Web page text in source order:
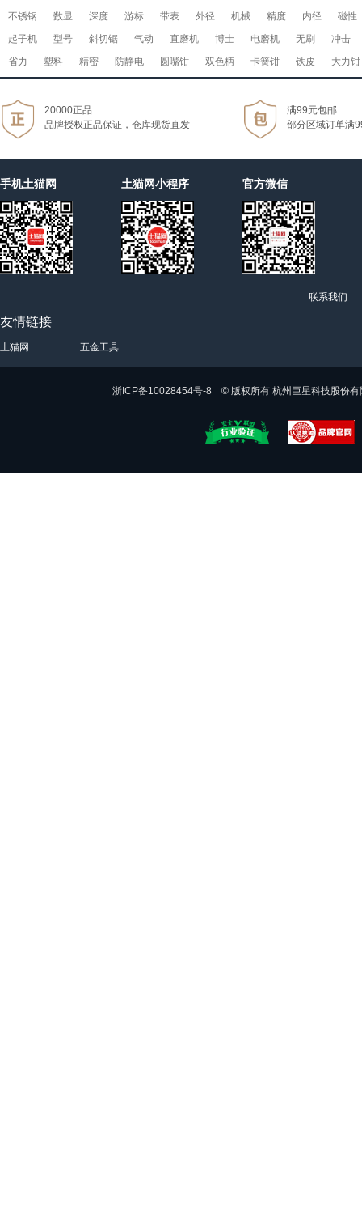
不锈钢
数显 深度 游标 带表 外径 机械 精度 内径
磁性
起子机
型号 斜切锯 气动 直磨机 博士 电磨机 无刷
冲击
省力
塑料 精密 防静电 圆嘴钳 双色柄 卡簧钳 铁皮 大力钳
20000正品
品牌授权正品保证，仓库现货直发
满99元包邮
部分区域订单满
手机土猫网 土猫网小程序 官方微信
联系我们
友情链接
土猫网 五金工具
浙ICP备10028454号-8 © 版权所有 杭州巨星科技股份